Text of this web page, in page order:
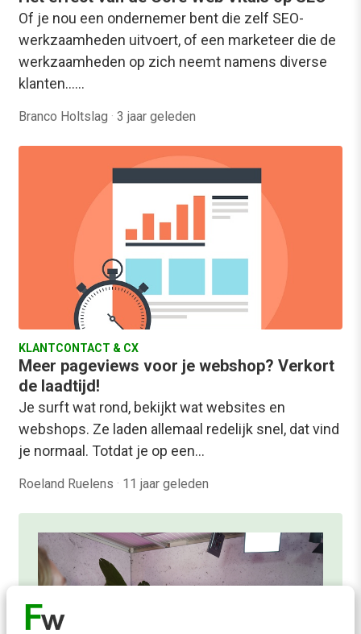
Of je nou een ondernemer bent die zelf SEO-
werkzaamheden uitvoert, of een marketeer die de
werkzaamheden op zich neemt namens diverse
klanten...…
Branco Holtslag · 3 jaar geleden
KLANTCONTACT & CX
Meer pageviews voor je webshop? Verkort
de laadtijd!
Je surft wat rond, bekijkt wat websites en
webshops. Ze laden allemaal redelijk snel, dat vind
je normaal. Totdat je op een…
Roeland Ruelens · 11 jaar geleden